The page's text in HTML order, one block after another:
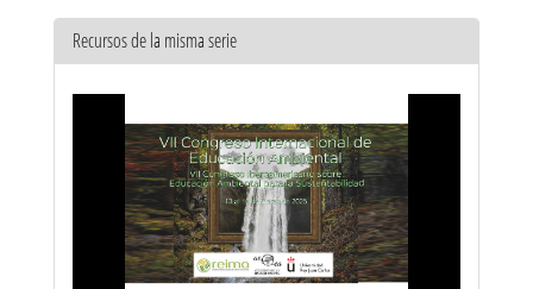
Recursos de la misma serie